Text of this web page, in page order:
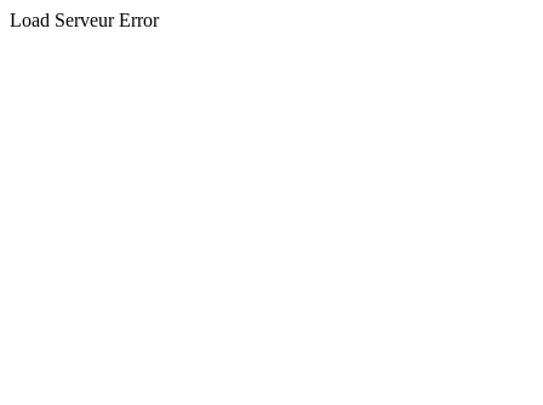
Load Serveur Error